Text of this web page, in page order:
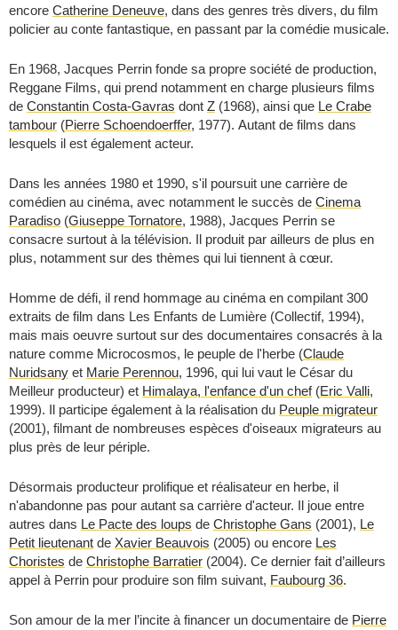
encore Catherine Deneuve, dans des genres très divers, du film
policier au conte fantastique, en passant par la comédie musicale.
En 1968, Jacques Perrin fonde sa propre société de production,
Reggane Films, qui prend notamment en charge plusieurs films
de Constantin Costa-Gavras dont Z (1968), ainsi que Le Crabe
tambour (Pierre Schoendoerffer, 1977). Autant de films dans
lesquels il est également acteur.
Dans les années 1980 et 1990, s'il poursuit une carrière de
comédien au cinéma, avec notamment le succès de Cinema
Paradiso (Giuseppe Tornatore, 1988), Jacques Perrin se
consacre surtout à la télévision. Il produit par ailleurs de plus en
plus, notamment sur des thèmes qui lui tiennent à cœur.
Homme de défi, il rend hommage au cinéma en compilant 300
extraits de film dans Les Enfants de Lumière (Collectif, 1994),
mais mais oeuvre surtout sur des documentaires consacrés à la
nature comme Microcosmos, le peuple de l'herbe (Claude
Nuridsany et Marie Perennou, 1996, qui lui vaut le César du
Meilleur producteur) et Himalaya, l'enfance d'un chef(Eric Valli,
1999). Il participe également à la réalisation du Peuple migrateur
(2001), filmant de nombreuses espèces d'oiseaux migrateurs au
plus près de leur périple.
Désormais producteur prolifique et réalisateur en herbe, il
n'abandonne pas pour autant sa carrière d'acteur. Il joue entre
autres dans Le Pacte des loups de Christophe Gans (2001), Le
Petit lieutenant de Xavier Beauvois (2005) ou encore Les
Choristes de Christophe Barratier (2004). Ce dernier fait d’ailleurs
appel à Perrin pour produire son film suivant, Faubourg 36.
Son amour de la mer l’incite à financer un documentaire de Pierre